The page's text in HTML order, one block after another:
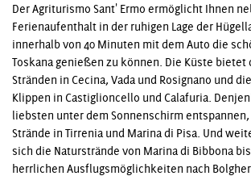
Der Agriturismo Sant' Ermo ermöglicht Ihnen
Ferienaufenthalt in der ruhigen Lage der
innerhalb von 40 Minuten mit dem Auto die
Toskana genießen zu können. Die Küste
Stränden in Cecina, Vada und Rosignano und
Klippen in Castiglioncello und Calafuria.
liebsten unter dem Sonnenschirm
Strände in Tirrenia und Marina di Pisa. Und
sich die Naturstrände von Marina di Bibbona
herrlichen Ausflugsmöglichkeiten nach